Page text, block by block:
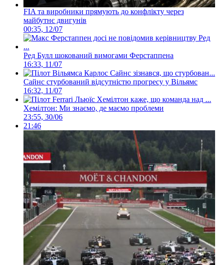
FIA та виробники прямують до конфлікту через
майбутнє двигунів
00:35, 12/07
Ред Булл шокований вимогами Ферстаппена
16:33, 11/07
Сайнс стурбований відсутністю прогресу у Вільямс
16:32, 11/07
Хемілтон: Ми знаємо, де маємо проблеми
23:55, 30/06
21:46